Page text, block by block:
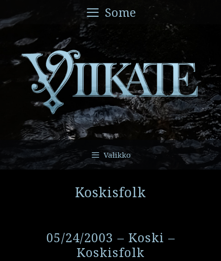
sisältöön
Some
Valikko
Koskisfolk
05/24/2003 – Koski –
Koskisfolk